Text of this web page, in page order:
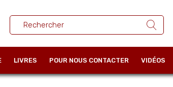
LIVRES POUR NOUS CONTACTER VIDÉOS